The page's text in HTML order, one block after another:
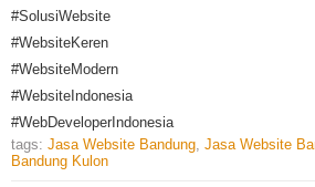
#SolusiWebsite
#WebsiteKeren
#WebsiteModern
#WebsiteIndonesia
#WebDeveloperIndonesia
tags: Jasa Website Bandung, Jasa Website
Bandung Kulon